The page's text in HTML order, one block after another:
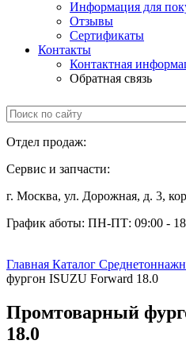
Информация для
Отзывы
Сертификаты
Контакты
Контактная
Обратная связь
Отдел продаж:
Сервис и запчасти:
г. Москва, ул. Дорожная, д. 3,
График аботы: ПН-ПТ: 09:00 -
Главная Каталог
фургон ISUZU Forward 18.0
Промтоварный
18.0